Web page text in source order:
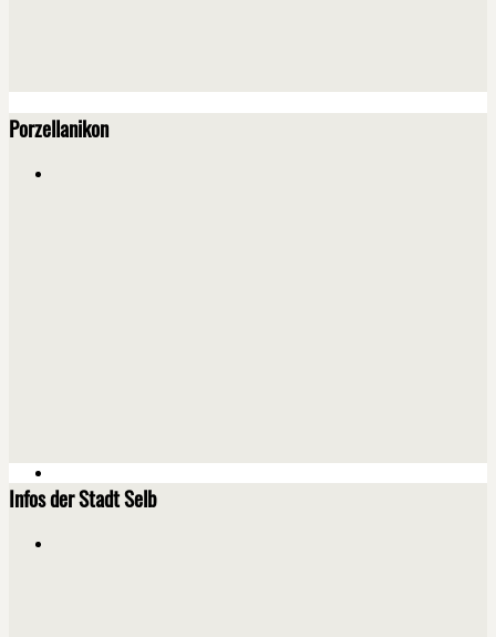
Porzellanikon
Infos der Stadt Selb